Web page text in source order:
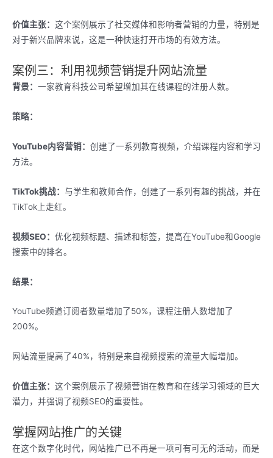
价值主张： 这个案例展示了社交媒体和影响者营销的力量，特别是
对于新兴品牌来说，这是一种快速打开市场的有效方法。
案例三：利用视频营销提升网站流量
背景： 一家教育科技公司希望增加其在线课程的注册人数。
策略：
YouTube内容营销： 创建了一系列教育视频，介绍课程内容和学习
方法。
TikTok挑战： 与学生和教师合作，创建了一系列有趣的挑战，并在
TikTok上走红。
视频SEO： 优化视频标题、描述和标签，提高在YouTube和Google
搜索中的排名。
结果：
YouTube频道订阅者数量增加了50%，课程注册人数增加了
200%。
网站流量提高了40%，特别是来自视频搜索的流量大幅增加。
价值主张： 这个案例展示了视频营销在教育和在线学习领域的巨大
潜力，并强调了视频SEO的重要性。
掌握网站推广的关键
在这个数字化时代，网站推广已不再是一项可有可无的活动，而是